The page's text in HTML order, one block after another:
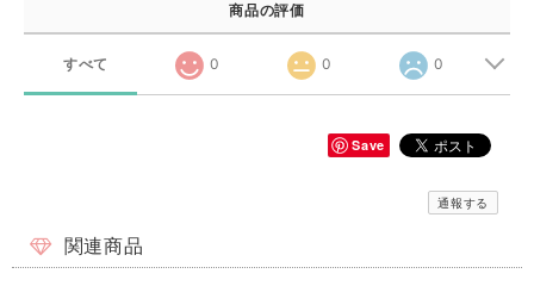
商品の評価
すべて 0 0 0
Save
通報する
関連商品